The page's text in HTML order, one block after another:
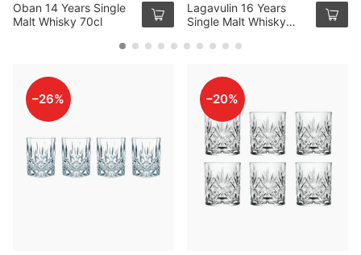
Oban 14 Years Single
Malt Whisky 70cl
Lagavulin 16 Years
Single Malt Whisky
–26% –20%